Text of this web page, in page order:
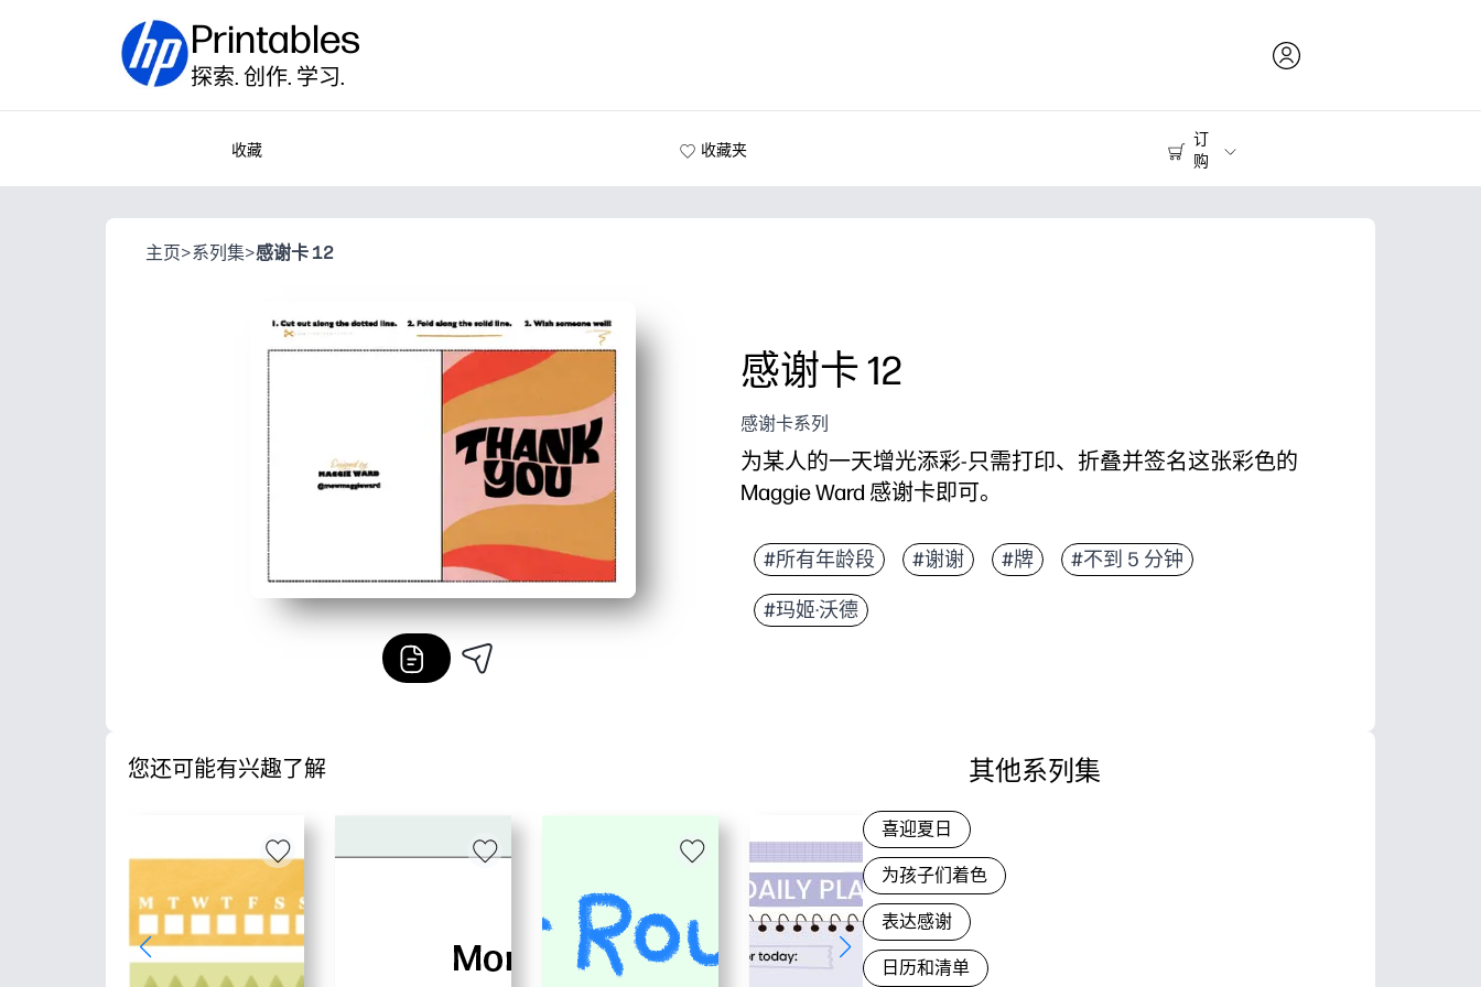
Printables
探索. 创作. 学习.
收藏 收藏夹
订
购
打印机
主页>系列集>感谢卡 12
感谢卡 12
感谢卡系列
为某人的一天增光添彩-只需打印、折叠并签名这张彩色的
Maggie Ward 感谢卡即可。
无需准备-使用家用打印机和标准纸张，几分钟内即可准备就绪
充满活力、适合孩子的艺术品让你的信息既贴心又有趣
用途广泛，适合家长、老师和家庭——非常适合课堂助手、教练、邻居和派
#所有年龄段 #谢谢 #牌 #不到 5 分钟
#玛姬·沃德
您还可能有兴趣了解 其他系列集
喜迎夏日
为孩子们着色
表达感谢
日历和清单